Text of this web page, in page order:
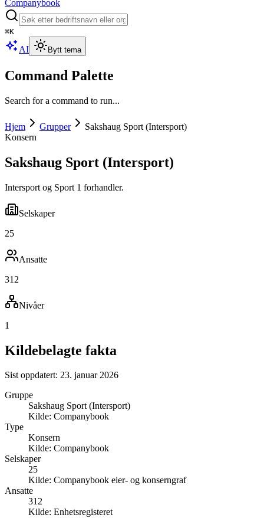
Companybook
⌘K
AI Bytt tema
Command Palette
Search for a command to run...
Hjem Grupper
Sakshaug Sport (Intersport)
Konsern
Sakshaug Sport (Intersport)
Intersport og Sport 1 forhandler.
Selskaper
25
Ansatte
312
Nivåer
1
Kildebelagte fakta
Sist oppdatert: 23. januar 2026
Gruppe
Sakshaug Sport (Intersport)
Kilde: Companybook
Type
Konsern
Kilde: Companybook
Selskaper
25
Kilde: Companybook eier- og konserngraf
Ansatte
312
Kilde: Enhetsregisteret